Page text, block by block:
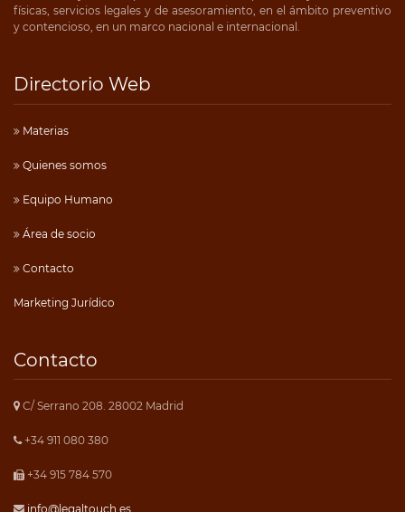
físicas, servicios legales y de asesoramiento, en el ámbito preventivo
y contencioso, en un marco nacional e internacional.
Directorio Web
Materias
Quienes somos
Equipo Humano
Área de socio
Contacto
Marketing Jurídico
Contacto
C/ Serrano 208. 28002 Madrid
+34 911 080 380
+34 915 784 570
info@legaltouch.es